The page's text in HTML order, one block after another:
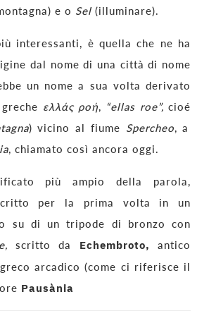
e o Sel (illuminare).
interessanti, è quella che ne ha
dal nome di una città di nome
un nome a sua volta derivato
ελλάς ροή, “ellas roe”, cioé
) vicino al fiume Spercheo, a
, chiamato così ancora oggi.
più ampio della parola,
per la prima volta in un
su di un tripode di bronzo con
scritto da Echembroto, antico
arcadico (come ci riferisce il
Pausània